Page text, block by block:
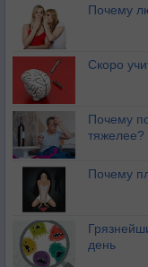
Почему
Скоро
Почему
тяжелее?
Почему
день